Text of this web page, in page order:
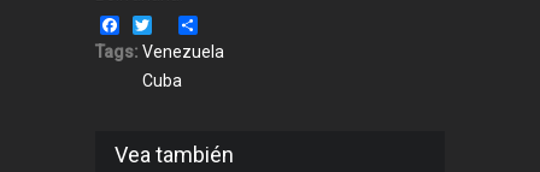
Facebook
Twitter
Tags: Venezuela
Cuba
Vea también